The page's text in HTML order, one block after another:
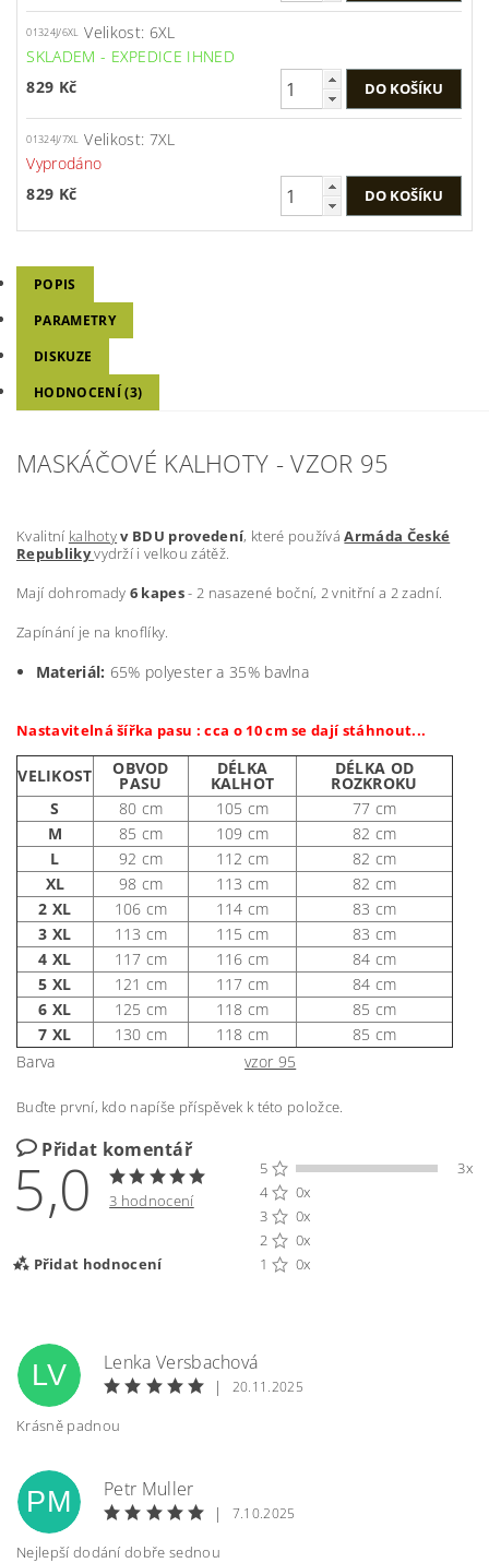
01324J/6XL Velikost: 6XL
SKLADEM - EXPEDICE IHNED
829 Kč
01324J/7XL Velikost: 7XL
Vyprodáno
829 Kč
POPIS
PARAMETRY
DISKUZE
HODNOCENÍ (3)
MASKÁČOVÉ KALHOTY - VZOR 95
Kvalitní kalhotyv BDU provedení, které používáArmáda České
Republikyvydrží i velkou zátěž.
Mají dohromady 6 kapes- 2 nasazené boční, 2 vnitřní a 2 zadní.
Zapínání je na knoflíky.
Materiál: 65% polyester a 35% bavlna
Nastavitelná šířka pasu : cca o 10 cm se dají stáhnout...
VELIKOST OBVOD
PASU
DÉLKA
KALHOT
DÉLKA OD
ROZKROKU
S
80 cm 105 cm
77 cm
M
85 cm 109 cm
82 cm
L
92 cm 112 cm
82 cm
XL
98 cm 113 cm
82 cm
2 XL
106 cm 114 cm
83 cm
3 XL
113 cm 115 cm
83 cm
4 XL
117 cm 116 cm
84 cm
5 XL
121 cm 117 cm
84 cm
6 XL
125 cm 118 cm
85 cm
7 XL
130 cm 118 cm
85 cm
Barva
vzor 95
Buďte první, kdo napíše příspěvek k této položce.
Přidat komentář
5,0 3 hodnocení
Přidat hodnocení
5
3x
4
0x
3
0x
2
0x
1
0x
LV
Lenka Versbachová
|
20.11.2025
Krásně padnou
PM
Petr Muller
|
7.10.2025
Nejlepší dodání dobře sednou